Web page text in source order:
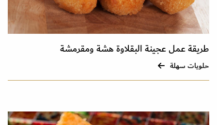
طريقة عمل عجينة البقلاوة هشة ومقرمشة
حلويات سهلة